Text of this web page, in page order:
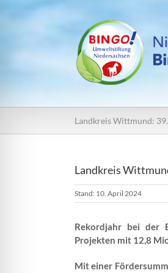
Landkreis Wittmund:
Landkreis
Stand: 10. April 2024
Rekordjahr bei der
Projekten mit 12,8
Mit einer